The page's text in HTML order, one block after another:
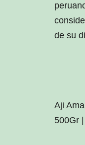
de su
Aji
500Gr